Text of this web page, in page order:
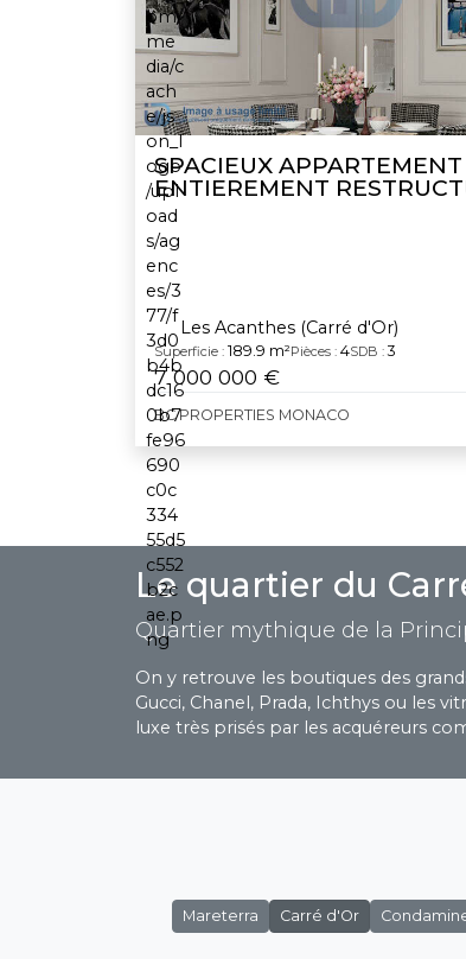
SPACIEUX APPARTEMENT
ENTIEREMENT
Les Acanthes (Carré d'Or)
Superficie : 189.9 m²Pièces : 4SDB : 3
7 000 000 €
BC PROPERTIES MONACO
Le quartier du
Quartier mythique de la
On y retrouve les boutiques des
Gucci, Chanel, Prada, Ichthys ou les
luxe très prisés par les acquéreurs
Mareterra Carré d'Or